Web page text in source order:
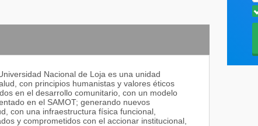
Nacional de Loja es una unidad
con principios humanistas y valores éticos
en el desarrollo comunitario, con un modelo
en el SAMOT; generando nuevos
con una infraestructura física funcional,
y comprometidos con el accionar institucional,